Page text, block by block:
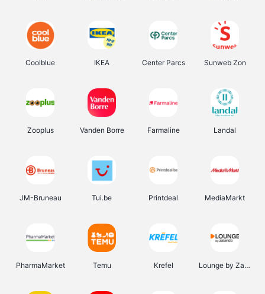
Coolblue IKEA Center Parcs Sunweb Zon
Zooplus Vanden Borre Farmaline Landal
JM-Bruneau Tui.be Printdeal MediaMarkt
PharmaMarket Temu Krefel Lounge by Zalando